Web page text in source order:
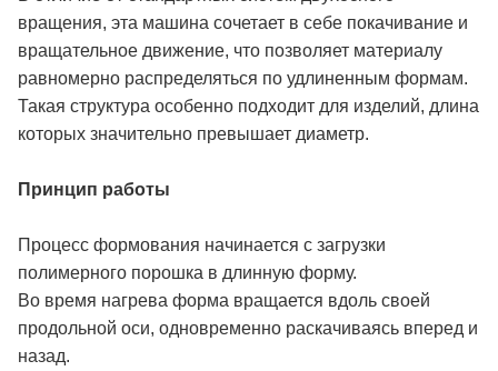
вращения, эта машина сочетает в себе покачивание и
вращательное движение, что позволяет материалу
равномерно распределяться по удлиненным формам.
Такая структура особенно подходит для изделий, длина
которых значительно превышает диаметр.
Принцип работы
Процесс формования начинается с загрузки
полимерного порошка в длинную форму.
Во время нагрева форма вращается вдоль своей
продольной оси, одновременно раскачиваясь вперед и
назад.